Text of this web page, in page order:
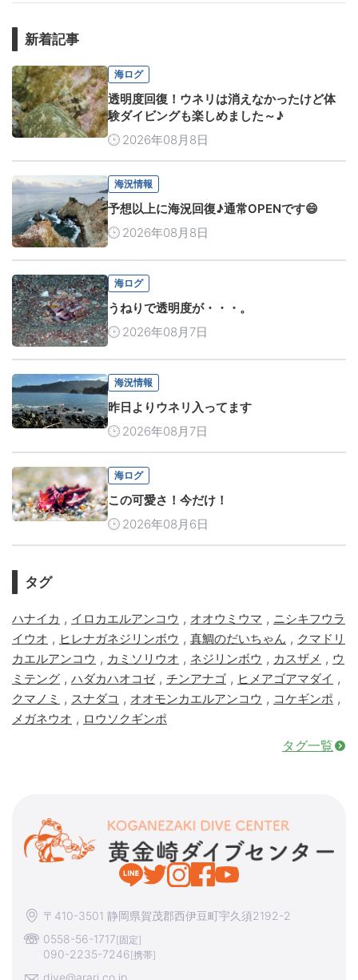
新着記事
海ログ
透明度回復！ウネリは消えなかったけど体
験ダイビングも楽しめました～♪
2026年08月8日
海況情報
予想以上に海況回復♪通常OPENです😄
2026年08月8日
海ログ
うねりで透明度が・・・。
2026年08月7日
海況情報
昨日よりウネリ入ってます
2026年08月7日
海ログ
この可愛さ！今だけ！
2026年08月6日
タグ
ハナイカ , イロカエルアンコウ , オオウミウマ , ニシキフウラ
イウオ , ヒレナガネジリンボウ , 真鯛のだいちゃん , クマドリ
カエルアンコウ , カミソリウオ , ネジリンボウ , カスザメ , ウ
ミテング , ハダカハオコゼ, チンアナゴ , ヒメアゴアマダイ ,
クマノミ , スナダコ , オオモンカエルアンコウ , コケギンポ ,
メガネウオ , ロウソクギンポ
タグ一覧
〒410-3501 静岡県賀茂郡西伊豆町宇久須2192-2
0558-56-1717[固定]
090-2235-7246[携帯]
dive@arari.co.jp